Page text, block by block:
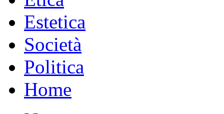
Estetica
Società
Politica
Home